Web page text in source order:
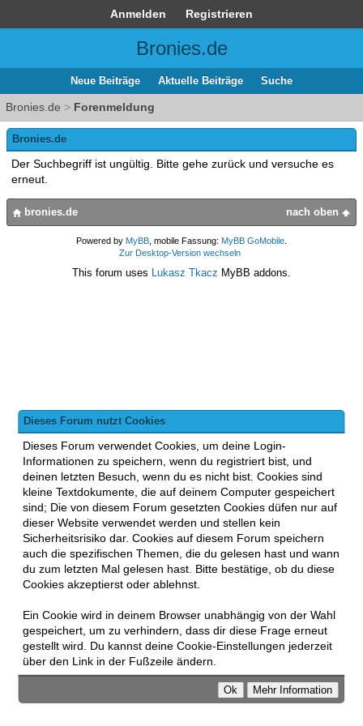
Anmelden Registrieren
Bronies.de
Neue Beiträge Aktuelle Beiträge Suche
Bronies.de > Forenmeldung
Dieses Forum nutzt Cookies
Dieses Forum verwendet Cookies, um deine Login-
Informationen zu speichern, wenn du registriert bist, und
deinen letzten Besuch, wenn du es nicht bist. Cookies sind
kleine Textdokumente, die auf deinem Computer gespeichert
sind; Die von diesem Forum gesetzten Cookies düfen nur auf
dieser Website verwendet werden und stellen kein
Sicherheitsrisiko dar. Cookies auf diesem Forum speichern
auch die spezifischen Themen, die du gelesen hast und wann
du zum letzten Mal gelesen hast. Bitte bestätige, ob du diese
Cookies akzeptierst oder ablehnst.
Ein Cookie wird in deinem Browser unabhängig von der Wahl
gespeichert, um zu verhindern, dass dir diese Frage erneut
gestellt wird. Du kannst deine Cookie-Einstellungen jederzeit
über den Link in der Fußzeile ändern.
Bronies.de
Der Suchbegriff ist ungültig. Bitte gehe zurück und versuche es
erneut.
nach oben
bronies.de
Powered by MyBB , mobile Fassung: MyBB GoMobile
Zur Desktop-Version wechseln
This forum uses Lukasz Tkacz MyBB addons.